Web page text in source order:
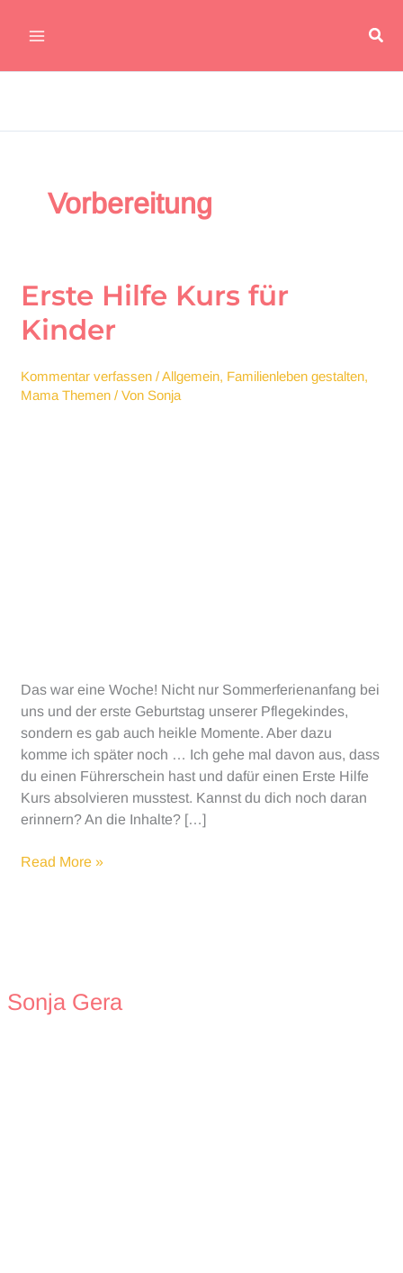
Inhalt
Vorbereitung
Erste Hilfe Kurs für
Kinder
Kommentar verfassen /Allgemein, Familienleben gestalten,
Mama Themen / VonSonja
Das war eine Woche! Nicht nur Sommerferienanfang bei
uns und der erste Geburtstag unserer Pflegekindes,
sondern es gab auch heikle Momente. Aber dazu
komme ich später noch … Ich gehe mal davon aus, dass
du einen Führerschein hast und dafür einen Erste Hilfe
Kurs absolvieren musstest. Kannst du dich noch daran
erinnern? An die Inhalte? […]
Erste
Read More »
Sonja Gera